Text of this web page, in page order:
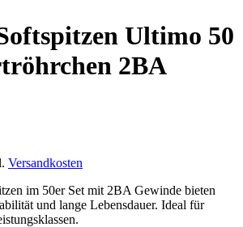
Ultimo 50
2BA
Versandkosten
im 50er Set mit 2BA Gewinde bieten
und lange Lebensdauer. Ideal für